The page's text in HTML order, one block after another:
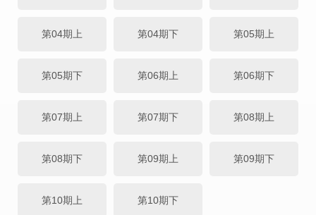
第04期上 第04期下 第05期上
第05期下 第06期上 第06期下
第07期上 第07期下 第08期上
第08期下 第09期上 第09期下
第10期上 第10期下